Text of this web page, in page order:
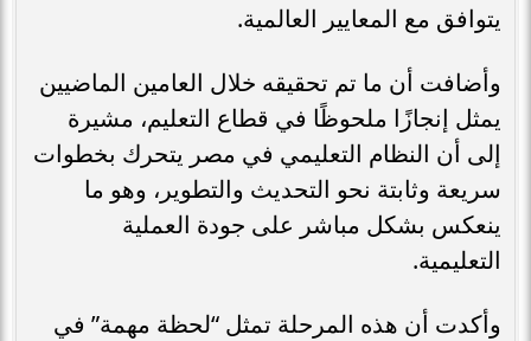
يتوافق مع المعايير العالمية.
وأضافت أن ما تم تحقيقه خلال العامين الماضيين
يمثل إنجازًا ملحوظًا في قطاع التعليم، مشيرة
إلى أن النظام التعليمي في مصر يتحرك بخطوات
سريعة وثابتة نحو التحديث والتطوير، وهو ما
ينعكس بشكل مباشر على جودة العملية
التعليمية.
وأكدت أن هذه المرحلة تمثل “لحظة مهمة” في